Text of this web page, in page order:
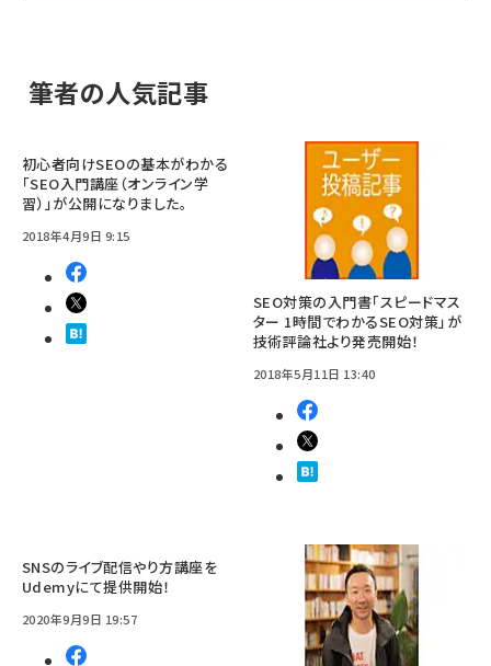
筆者の人気記事
初心者向けSEOの基本がわかる
「SEO入門講座（オンライン学
習）」が公開になりました。
2018年4月9日 9:15
SEO対策の入門書「スピードマス
ター 1時間でわかるSEO対策」が
技術評論社より発売開始！
2018年5月11日 13:40
SNSのライブ配信やり方講座を
Udemyにて提供開始！
2020年9月9日 19:57